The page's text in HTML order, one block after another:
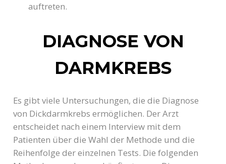
auftreten.
DIAGNOSE VON
DARMKREBS
Es gibt viele Untersuchungen, die die Diagnose
von Dickdarmkrebs ermöglichen. Der Arzt
entscheidet nach einem Interview mit dem
Patienten über die Wahl der Methode und die
Reihenfolge der einzelnen Tests. Die folgenden